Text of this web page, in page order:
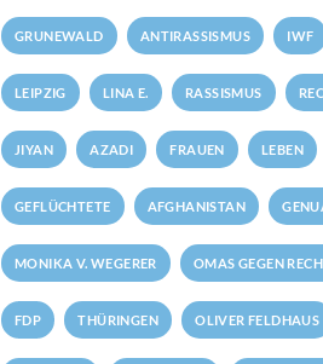
GRUNEWALD ANTIRASSISMUS IWF
LEIPZIG LINA E. RASSISMUS
JIYAN AZADI FRAUEN LEBEN
GEFLÜCHTETE AFGHANISTAN
MONIKA V. WEGERER OMAS GEGEN
FDP THÜRINGEN OLIVER FELDHAUS